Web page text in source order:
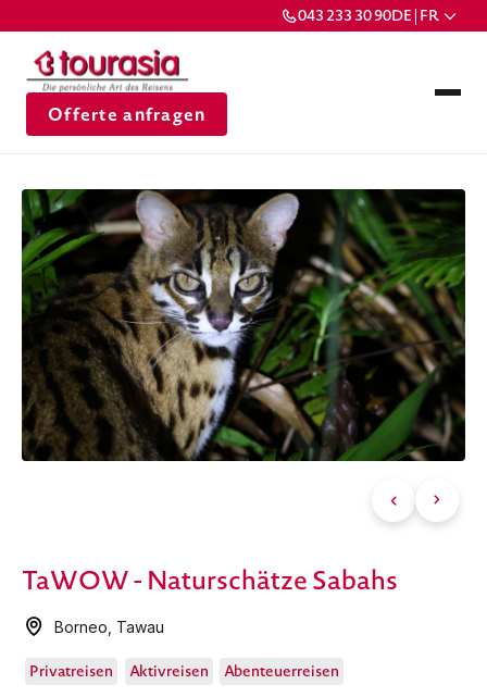
043 233 30 90DE | FR
Offerte anfragen
TaWOW - Naturschätze Sabahs
Borneo Tawau
Privatreisen Aktivreisen Abenteuerreisen